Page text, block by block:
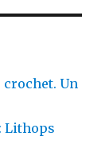
Un
Lithops